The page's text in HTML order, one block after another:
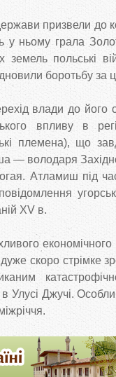
призвели до
у ньому грала
земель польські
боротьбу за ці
влади до його
впливу в
племена), що
— володаря
Атламиш під час
XV в.
скоро стрімке
Улусі Джучі.